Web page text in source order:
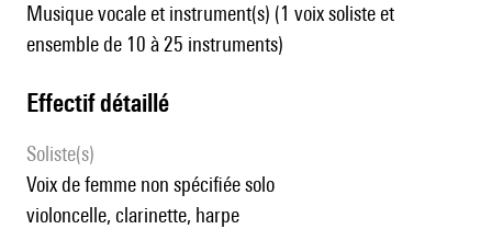
Musique vocale et instrument(s) (1 voix soliste et
ensemble de 10 à 25 instruments)
effectif détaillé
Soliste(s)
voix de femme non spécifiée solo
violoncelle, clarinette, harpe